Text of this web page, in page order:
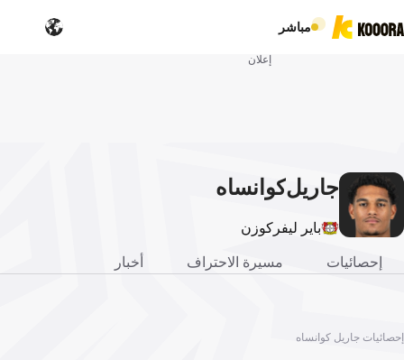
مباشر
إعلان
جاريلكوانساه
باير ليفركوزن
إحصائيات مسيرة الاحتراف أخبار
إحصائيات جاريل كوانساه